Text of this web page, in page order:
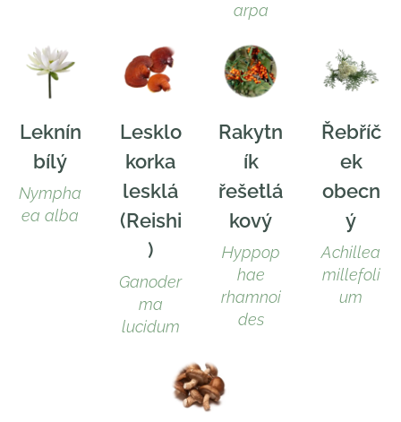
arpa
Leknín
bílý
Nympha
ea alba
Lesklo
korka
lesklá
(Reishi
)
Ganoder
ma
lucidum
Rakytn
ík
řešetlá
kový
Hyppop
hae
rhamnoi
des
Řebříč
ek
obecn
ý
Achillea
millefoli
um